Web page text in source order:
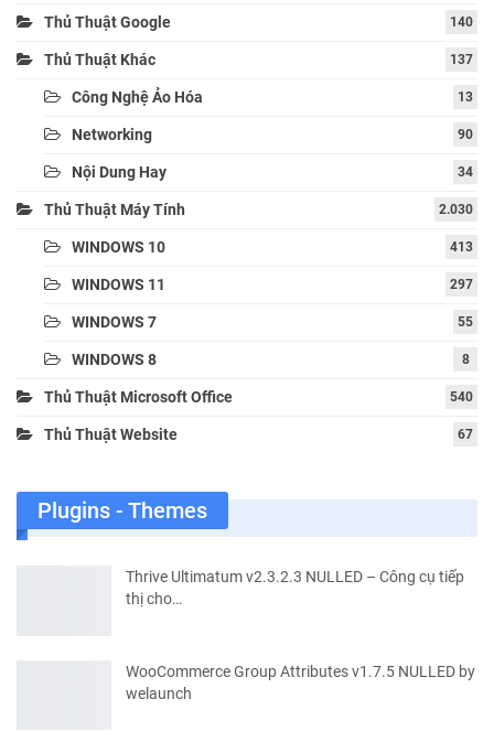
Thủ Thuật Google 140
Thủ Thuật Khác 137
Công Nghệ Ảo Hóa 13
Networking 90
Nội Dung Hay 34
Thủ Thuật Máy Tính 2.030
WINDOWS 10 413
WINDOWS 11 297
WINDOWS 7 55
WINDOWS 8 8
Thủ Thuật Microsoft Office 540
Thủ Thuật Website 67
Plugins - Themes
Thrive Ultimatum v2.3.2.3 NULLED – Công cụ tiếp
thị cho…
WooCommerce Group Attributes v1.7.5 NULLED by
welaunch